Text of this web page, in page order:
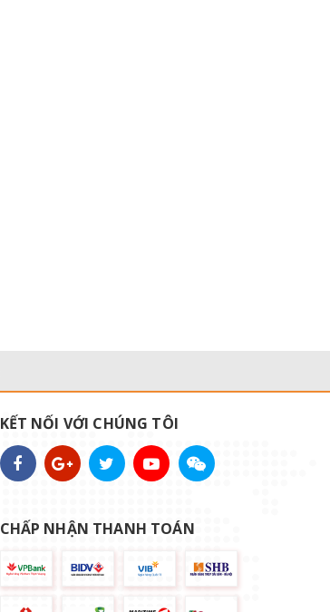
KẾT NỐI VỚI CHÚNG TÔI
CHẤP NHẬN THANH TOÁN